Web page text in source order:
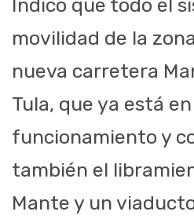
Indicó que todo el
movilidad de la
nueva carretera
Tula, que ya está en
funcionamiento y
también el
Mante y un